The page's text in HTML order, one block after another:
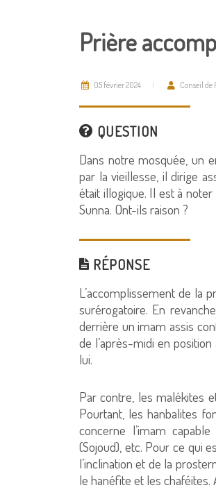
Prière
05 février 2024 Conseil de
QUESTION
Dans notre mosquée, un
par la vieillesse, il dirige
était illogique. Il est à
Sunna. Ont-ils raison ?
RÉPONSE
L’accomplissement de la
surérogatoire. En
derrière un imam assis
de l’après-midi en
lui.
Par contre, les malékites
Pourtant, les hanbalites
concerne l’imam
(Sojoud), etc. Pour ce qui
l’inclination et de la
le hanéfite et les chaféites.